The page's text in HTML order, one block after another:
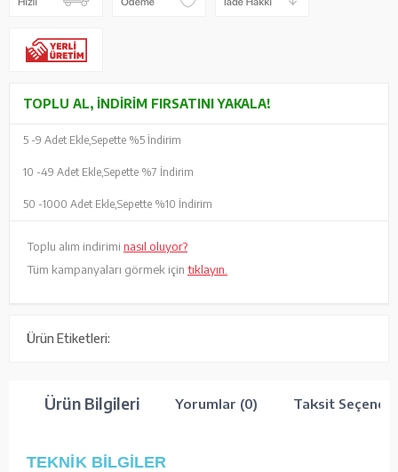
TOPLU AL, İNDIRIM FIRSATINI YAKALA!
5 -9 Adet Ekle, Sepette %5 İndirim
10 -49 Adet Ekle, Sepette %7 İndirim
50 -1000 Adet Ekle, Sepette %10 İndirim
Toplu alım indirimi nasıl oluyor?
Tüm kampanyaları görmek için tıklayın.
Ürün Etiketleri:
Ürün Bilgileri Yorumlar (0) Taksit
TEKNİK BİLGİLER